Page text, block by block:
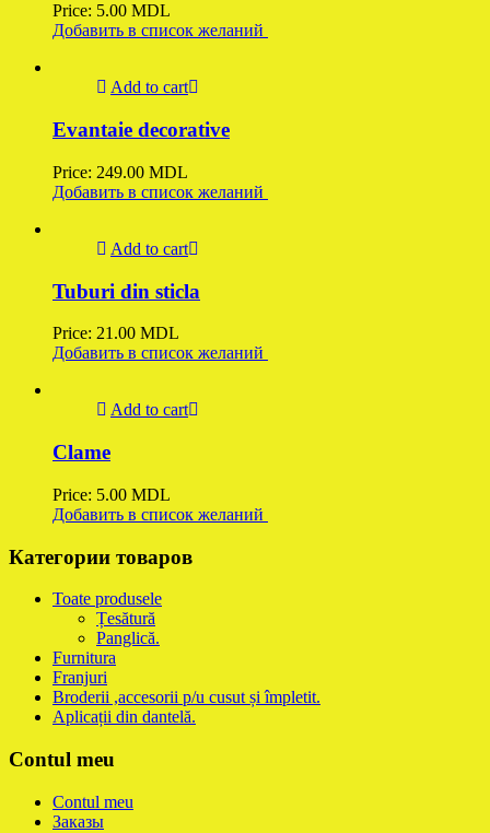
Price: 5.00 MDL
Добавить в список желаний
Add to cart
Evantaie decorative
Price: 249.00 MDL
Добавить в список желаний
Add to cart
Tuburi din sticla
Price: 21.00 MDL
Добавить в список желаний
Add to cart
Clame
Price: 5.00 MDL
Добавить в список желаний
Категории товаров
Toate produsele
Țesătură
Panglică.
Furnitura
Franjuri
Broderii ,accesorii p/u cusut și împletit.
Aplicații din dantelă.
Contul meu
Contul meu
Заказы